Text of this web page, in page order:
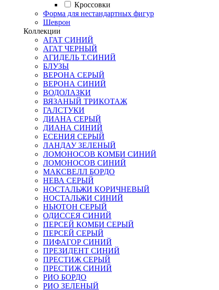
Кроссовки
Форма для нестандартных фигур
Шеврон
Коллекции
АГАТ СИНИЙ
АГАТ ЧЕРНЫЙ
АГИДЕЛЬ Т.СИНИЙ
БЛУЗЫ
ВЕРОНА СЕРЫЙ
ВЕРОНА СИНИЙ
ВОДОЛАЗКИ
ВЯЗАНЫЙ ТРИКОТАЖ
ГАЛСТУКИ
ДИАНА СЕРЫЙ
ДИАНА СИНИЙ
ЕСЕНИЯ СЕРЫЙ
ЛАНДАУ ЗЕЛЕНЫЙ
ЛОМОНОСОВ КОМБИ СИНИЙ
ЛОМОНОСОВ СИНИЙ
МАКСВЕЛЛ БОРДО
НЕВА СЕРЫЙ
НОСТАЛЬЖИ КОРИЧНЕВЫЙ
НОСТАЛЬЖИ СИНИЙ
НЬЮТОН СЕРЫЙ
ОДИССЕЯ СИНИЙ
ПЕРСЕЙ КОМБИ СЕРЫЙ
ПЕРСЕЙ СЕРЫЙ
ПИФАГОР СИНИЙ
ПРЕЗИДЕНТ СИНИЙ
ПРЕСТИЖ СЕРЫЙ
ПРЕСТИЖ СИНИЙ
РИО БОРДО
РИО ЗЕЛЕНЫЙ